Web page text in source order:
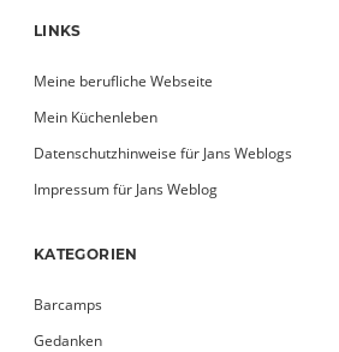
LINKS
Meine berufliche Webseite
Mein Küchenleben
Datenschutzhinweise für Jans Weblogs
Impressum für Jans Weblog
KATEGORIEN
Barcamps
Gedanken